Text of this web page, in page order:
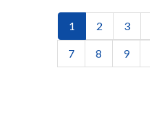
Page actuelle
1 Page
2 Page
3
Page
7 Page
8 Page
9